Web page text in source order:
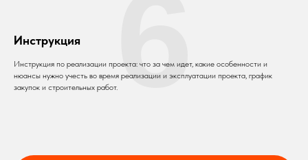
Инструкция
Инструкция по реализации проекта: что за чем идет, какие особенности и
нюансы нужно учесть во время реализации и эксплуатации проекта, график
закупок и строительных работ.6